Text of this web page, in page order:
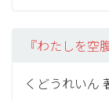
『わたしを
くどうれいん